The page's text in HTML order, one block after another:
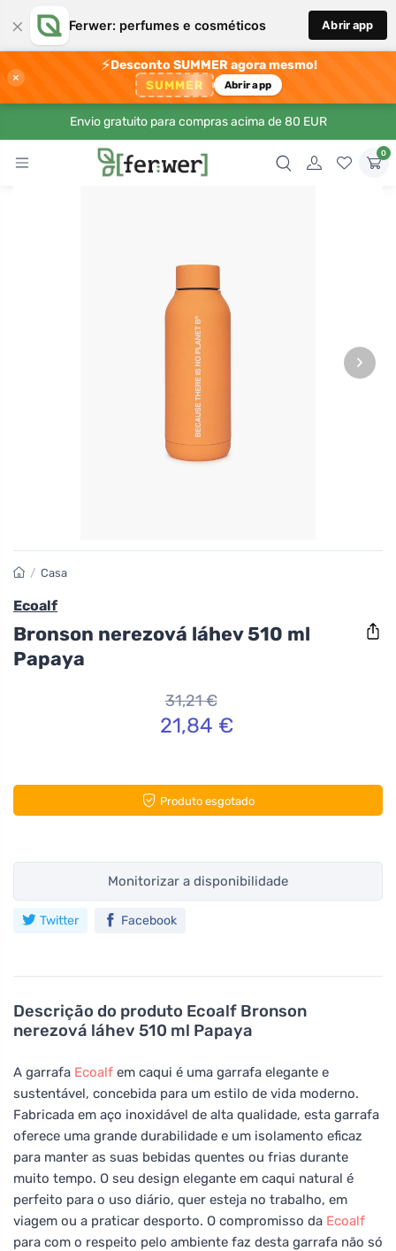
× Ferwer: perfumes e cosméticos Abrir app
×
⚡Desconto SUMMER agora mesmo!
SUMMER Abrir app
Envio gratuito para compras acima de 80 EUR
0
›
Descrição do produto Ecoalf Bronson
nerezová láhev 510 ml Papaya
A garrafa Ecoalf em caqui é uma garrafa elegante e
sustentável, concebida para um estilo de vida moderno.
Fabricada em aço inoxidável de alta qualidade, esta garrafa
oferece uma grande durabilidade e um isolamento eficaz
para manter as suas bebidas quentes ou frias durante
muito tempo. O seu design elegante em caqui natural é
perfeito para o uso diário, quer esteja no trabalho, em
viagem ou a praticar desporto. O compromisso da Ecoalf
para com o respeito pelo ambiente faz desta garrafa não só
/ Casa
Ecoalf
Bronson nerezová láhev 510 ml
Papaya
31,21 €
21,84 €
Produto esgotado
Monitorizar a disponibilidade
Twitter Facebook